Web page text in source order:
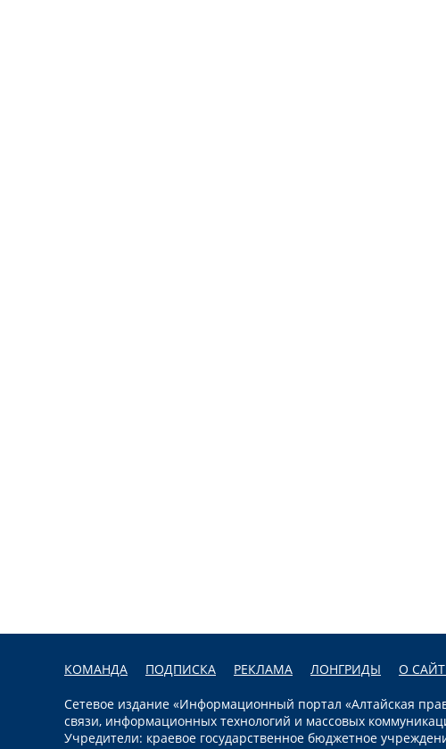
КОМАНДА ПОДПИСКА РЕКЛАМА ЛОНГРИДЫ О
Сетевое издание «Информационный портал «Алтайская
связи, информационных технологий и массовых
Учредители: краевое государственное бюджетное